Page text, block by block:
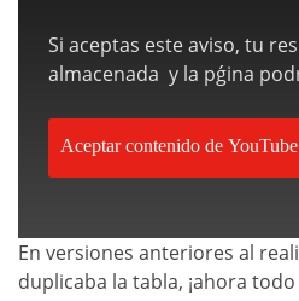
Si aceptas este aviso, tu
almacenada y la pǵina
Aceptar contenido de YouTube
En versiones anteriores al
duplicaba la tabla, ¡ahora